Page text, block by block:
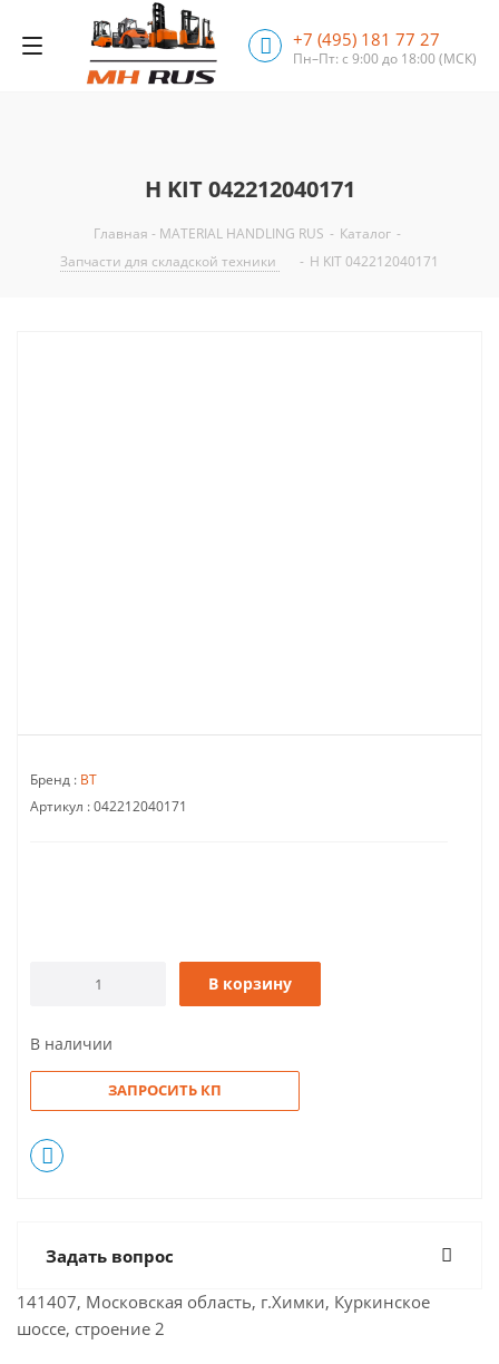
+7 (495) 181 77 27
Пн–Пт: с 9:00 до 18:00(МСК)
H KIT 042212040171
Главная - MATERIAL HANDLING RUS - Каталог -
Запчасти для складской техники
- H KIT 042212040171
Бренд : BT
Артикул :042212040171
В корзину
В наличии
ЗАПРОСИТЬ КП
Задать вопрос
141407, Московская область, г.Химки, Куркинское
шоссе, строение 2